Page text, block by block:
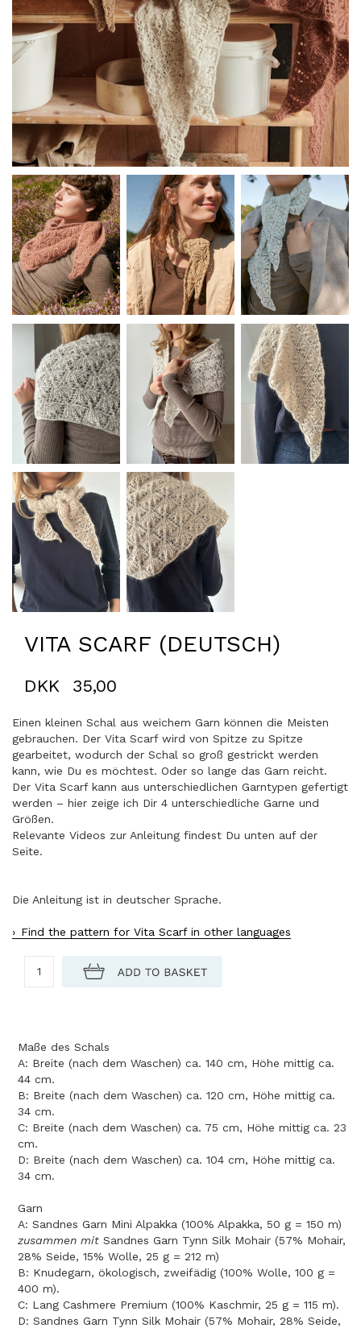
VITA SCARF (DEUTSCH)
DKK 35,00
Einen kleinen Schal aus weichem Garn können die Meisten
gebrauchen. Der Vita Scarf wird von Spitze zu Spitze
gearbeitet, wodurch der Schal so groß gestrickt werden
kann, wie Du es möchtest. Oder so lange das Garn reicht.
Der Vita Scarf kann aus unterschiedlichen Garntypen gefertigt
werden – hier zeige ich Dir 4 unterschiedliche Garne und
Größen.
Relevante Videos zur Anleitung findest Du unten auf der
Seite.
Die Anleitung ist in deutscher Sprache.
Find the pattern for Vita Scarf in other languages
Maße des Schals
A: Breite (nach dem Waschen) ca. 140 cm, Höhe mittig ca.
44 cm.
B: Breite (nach dem Waschen) ca. 120 cm, Höhe mittig ca.
34 cm.
C: Breite (nach dem Waschen) ca. 75 cm, Höhe mittig ca. 23
cm.
D: Breite (nach dem Waschen) ca. 104 cm, Höhe mittig ca.
34 cm.
Garn
A: Sandnes Garn Mini Alpakka (100% Alpakka, 50 g = 150 m)
zusammen mit Sandnes Garn Tynn Silk Mohair (57% Mohair,
28% Seide, 15% Wolle, 25 g = 212 m)
B: Knudegarn, ökologisch, zweifädig (100% Wolle, 100 g =
400 m).
C: Lang Cashmere Premium (100% Kaschmir, 25 g = 115 m).
D: Sandnes Garn Tynn Silk Mohair (57% Mohair, 28% Seide,